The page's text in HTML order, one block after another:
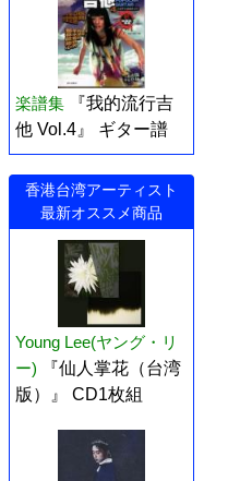
楽譜集
『我的流行吉
他 Vol.4』 ギター譜
香港台湾アーティスト
最新オススメ商品
Young Lee(ヤング・リ
ー)
『仙人掌花（台湾
版）』 CD1枚組